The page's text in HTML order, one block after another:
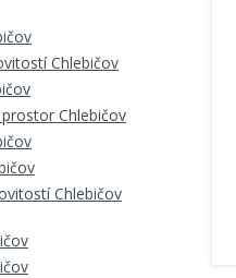
Chlebičov
Chlebičov
Chlebičov